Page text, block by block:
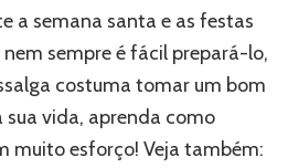
a semana santa e as festas
sempre é fácil prepará-lo,
costuma tomar um bom
vida, aprenda como
muito esforço! Veja também: